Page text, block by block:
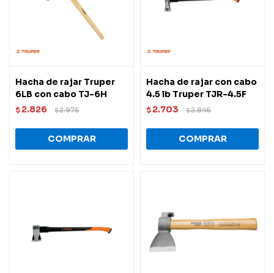
Hacha de rajar Truper
6LB con cabo TJ-6H
$ 2.826 $2.975
Hacha de rajar con cabo
4.5 lb Truper TJR-4.5F
$ 2.703 $2.846